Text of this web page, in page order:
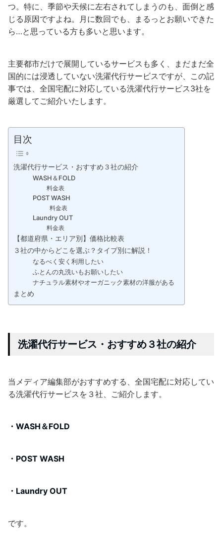
つ。特に、季節や天候に左右されてしまうのも、面倒と感
じる原因ですよね。月に数回でも、まるっとお願いできた
ら…と思っている方も多いと思います。
主要都市だけで展開しているサービスも多く、まだまだ全
国的には浸透していない洗濯代行サービスですが、この記
事では、全国宅配に対応している洗濯代行サービス3社を
厳選してご紹介いたします。
目次
洗濯代行サービス・おすすめ３社の紹介
WASH＆FOLD
料金表
POST WASH
料金表
Laundry OUT
料金表
【都道府県・エリア別】価格比較表
３社の中からどこを選ぶ？タイプ別に解説！
なるべく安く利用したい
ふとんの丸洗いもお願いしたい
ナチュラル素材やオーガニック素材の洋服がある
まとめ
洗濯代行サービス・おすすめ３社の紹介
当メディア編集部がおすすめする、全国宅配に対応してい
る洗濯代行サービスを３社、ご紹介します。
・WASH＆FOLD
・POST WASH
・Laundry OUT
です。